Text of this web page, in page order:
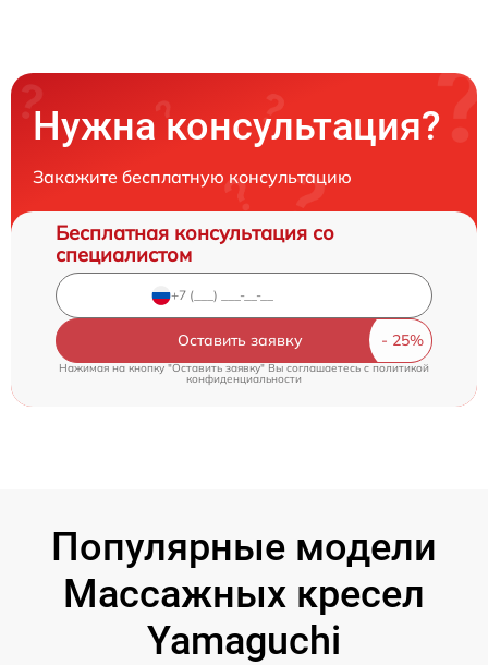
Нужна консультация?
Закажите бесплатную консультацию
Бесплатная консультация со
специалистом
Оставить заявку
Нажимая на кнопку "Оставить заявку" Вы соглашаетесь cполитикой
конфиденциальности
Популярные модели
Массажных кресел
Yamaguchi